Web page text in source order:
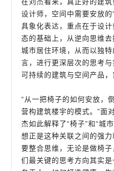
设计师，空间中需要安放
具象化表达，重点在于设
态的基础上，从逆向思维
城市居住环境，从而以独
言，进行更深层次的思考
可持续的建筑与空间产品，
“从一把椅子的如何安放，
营构建筑楼宇的模式。”面
杰如此解释了“椅子”和“城
想正是这种关联之间的强
要整合思维，无论是做椅
们最关键的思考方向其实